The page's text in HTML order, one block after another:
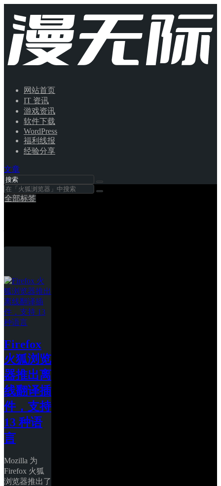
网站首页
IT 资讯
游戏资讯
软件下载
WordPress
福利线报
经验分享
文章
全部标签
Firefox
火狐浏览
器推出离
线翻译插
件，支持
13 种语
言
Mozilla 为
Firefox 火狐
浏览器推出了